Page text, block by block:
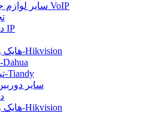
سایر لوازم جانبی VoIP
دوربین تحت شبکه IP
هایک ویژن-Hikvision
داهوا-Dahua
تیاندی-Tiandy
سایر
هایک ویژن-Hikvision